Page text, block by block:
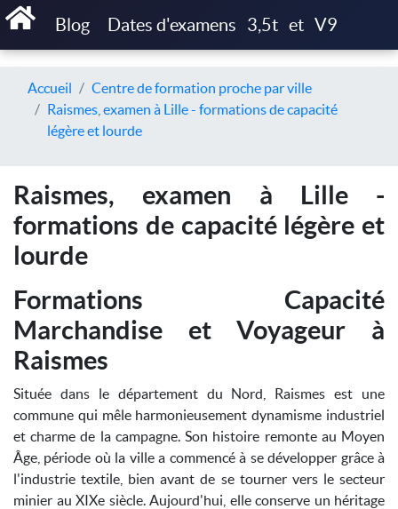
Blog Dates d'examens 3,5t et V9
Accueil
Centre de formation proche par ville
Raismes, examen à Lille - formations de capacité
légère et lourde
Raismes, examen à Lille -
formations de capacité légère et
lourde
Formations Capacité
Marchandise et Voyageur à
Raismes
Située dans le département du Nord, Raismes est une
commune qui mêle harmonieusement dynamisme industriel
et charme de la campagne. Son histoire remonte au Moyen
Âge, période où la ville a commencé à se développer grâce à
l'industrie textile, bien avant de se tourner vers le secteur
minier au XIXe siècle. Aujourd'hui, elle conserve un héritage